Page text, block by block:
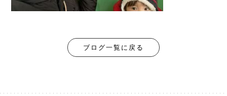
ブログ一覧に戻る